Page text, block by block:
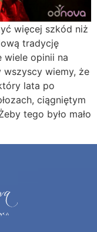
więcej szkód niż
tradycję
wiele opinii na
wszyscy wiemy, że
lata po
ciągniętym
tego było mało